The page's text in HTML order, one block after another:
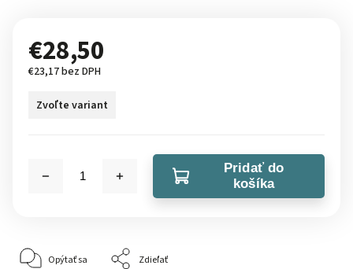
€28,50
€23,17 bez DPH
Zvoľte variant
Pridať do
košíka
Opýtať sa Zdieľať